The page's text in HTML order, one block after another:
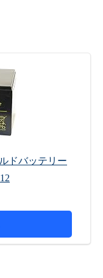
ドバッテリー